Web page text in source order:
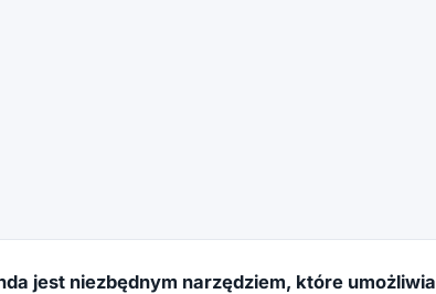
jest niezbędnym narzędziem, które umożliwia